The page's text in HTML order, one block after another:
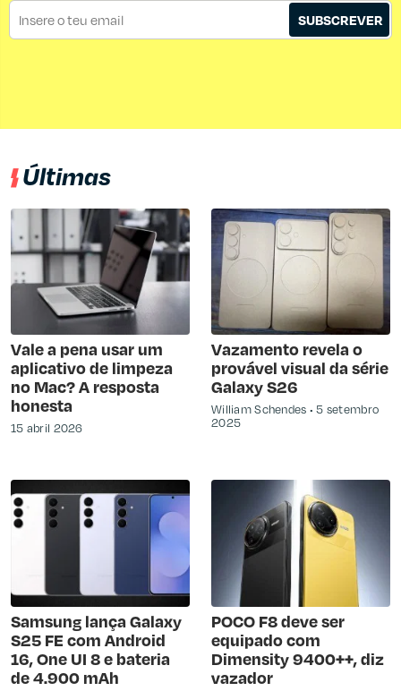
SUBSCREVER
Últimas
Vale a pena usar um
aplicativo de limpeza
no Mac? A resposta
honesta
15 abril 2026
Vazamento revela o
provável visual da série
Galaxy S26
William Schendes
5 setembro
2025
Samsung lança Galaxy
S25 FE com Android
16, One UI 8 e bateria
de 4.900 mAh
POCO F8 deve ser
equipado com
Dimensity 9400++, diz
vazador